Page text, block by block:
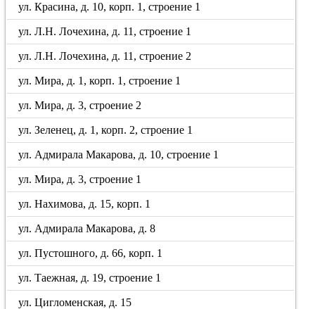
ул. Красина, д. 10, корп. 1, строение 1
ул. Л.Н. Лочехина, д. 11, строение 1
ул. Л.Н. Лочехина, д. 11, строение 2
ул. Мира, д. 1, корп. 1, строение 1
ул. Мира, д. 3, строение 2
ул. Зеленец, д. 1, корп. 2, строение 1
ул. Адмирала Макарова, д. 10, строение 1
ул. Мира, д. 3, строение 1
ул. Нахимова, д. 15, корп. 1
ул. Адмирала Макарова, д. 8
ул. Пустошного, д. 66, корп. 1
ул. Таежная, д. 19, строение 1
ул. Цигломенская, д. 15